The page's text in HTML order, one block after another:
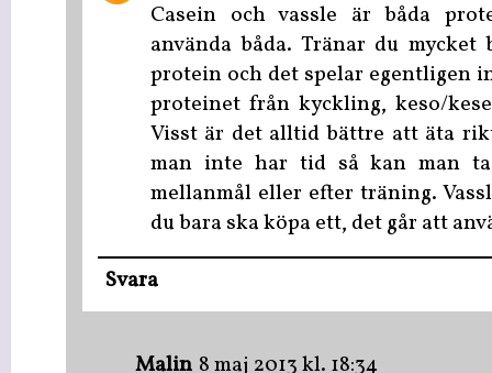
Casein och vassle är båda
använda båda. Tränar du
protein och det spelar egentligen
proteinet från kyckling, keso/
Visst är det alltid bättre att äta
man inte har tid så kan man
mellanmål eller efter träning.
du bara ska köpa ett, det går att
Svara
Malin 8 maj 2013 kl. 18:34